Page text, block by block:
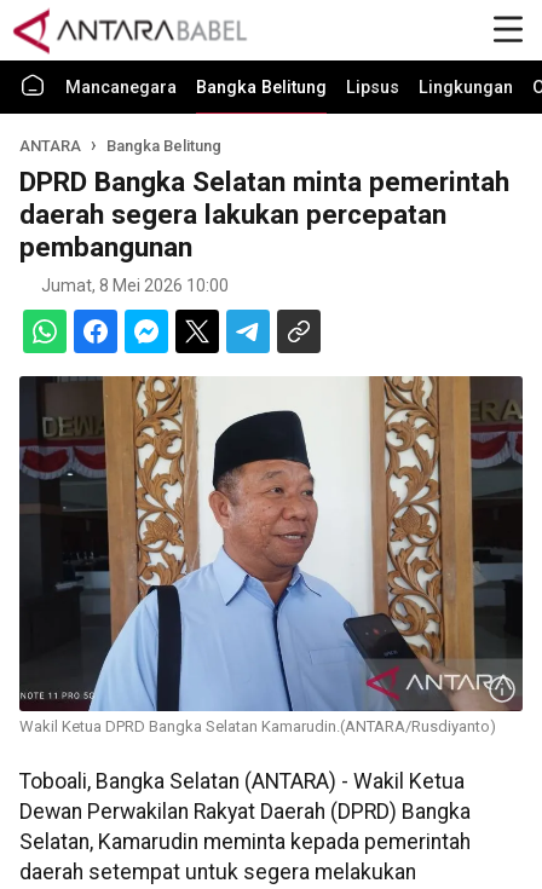
Mancanegara Bangka Belitung Lipsus Lingkungan
ANTARA Bangka Belitung
DPRD Bangka Selatan minta pemerintah
daerah segera lakukan percepatan
pembangunan
Jumat, 8 Mei 2026 10:00
Wakil Ketua DPRD Bangka Selatan Kamarudin.(ANTARA/Rusdiyanto)
Toboali, Bangka Selatan (ANTARA) - Wakil Ketua
Dewan Perwakilan Rakyat Daerah (DPRD) Bangka
Selatan, Kamarudin meminta kepada pemerintah
daerah setempat untuk segera melakukan